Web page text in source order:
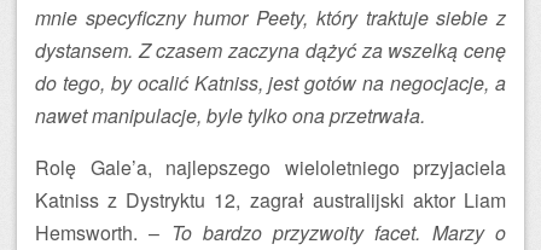
mnie specyficzny humor Peety, który traktuje siebie z
dystansem. Z czasem zaczyna dążyć za wszelką cenę
do tego, by ocalić Katniss, jest gotów na negocjacje, a
nawet manipulacje, byle tylko ona przetrwała.
Rolę Gale’a, najlepszego wieloletniego przyjaciela
Katniss z Dystryktu 12, zagrał australijski aktor Liam
Hemsworth. – To bardzo przyzwoity facet. Marzy o